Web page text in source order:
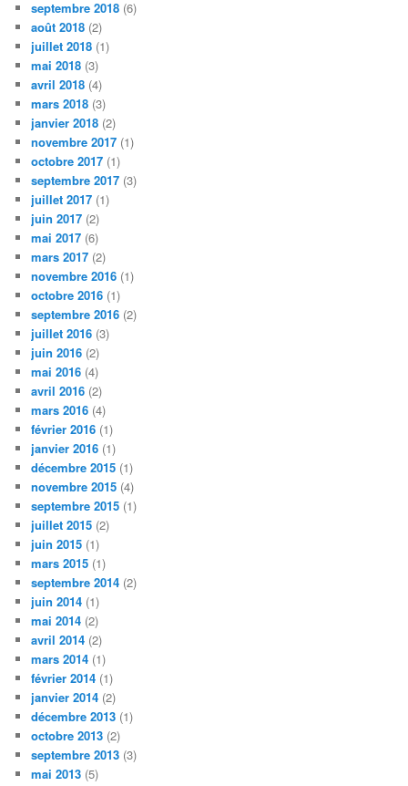
septembre 2018 (6)
août 2018 (2)
juillet 2018 (1)
mai 2018 (3)
avril 2018 (4)
mars 2018 (3)
janvier 2018 (2)
novembre 2017 (1)
octobre 2017 (1)
septembre 2017 (3)
juillet 2017 (1)
juin 2017 (2)
mai 2017 (6)
mars 2017 (2)
novembre 2016 (1)
octobre 2016 (1)
septembre 2016 (2)
juillet 2016 (3)
juin 2016 (2)
mai 2016 (4)
avril 2016 (2)
mars 2016 (4)
février 2016 (1)
janvier 2016 (1)
décembre 2015 (1)
novembre 2015 (4)
septembre 2015 (1)
juillet 2015 (2)
juin 2015 (1)
mars 2015 (1)
septembre 2014 (2)
juin 2014 (1)
mai 2014 (2)
avril 2014 (2)
mars 2014 (1)
février 2014 (1)
janvier 2014 (2)
décembre 2013 (1)
octobre 2013 (2)
septembre 2013 (3)
mai 2013 (5)